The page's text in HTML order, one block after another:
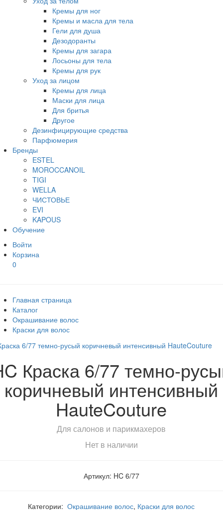
Кремы для ног
Кремы и масла для тела
Гели для душа
Дезодоранты
Кремы для загара
Лосьоны для тела
Кремы для рук
Уход за лицом
Кремы для лица
Маски для лица
Для бритья
Другое
Дезинфицирующие средства
Парфюмерия
Бренды
ESTEL
MOROCCANOIL
TIGI
WELLA
ЧИСТОВЬЕ
EVI
KAPOUS
Обучение
Войти
Корзина
0
Главная страница
Каталог
Окрашивание волос
Краски для волос
Краска 6/77 темно-
коричневый интенсивный
HauteCouture
Для салонов и парикмахеров
Нет в наличии
Артикул: HC 6/77
Категории:Окрашивание волос, Краски для волос